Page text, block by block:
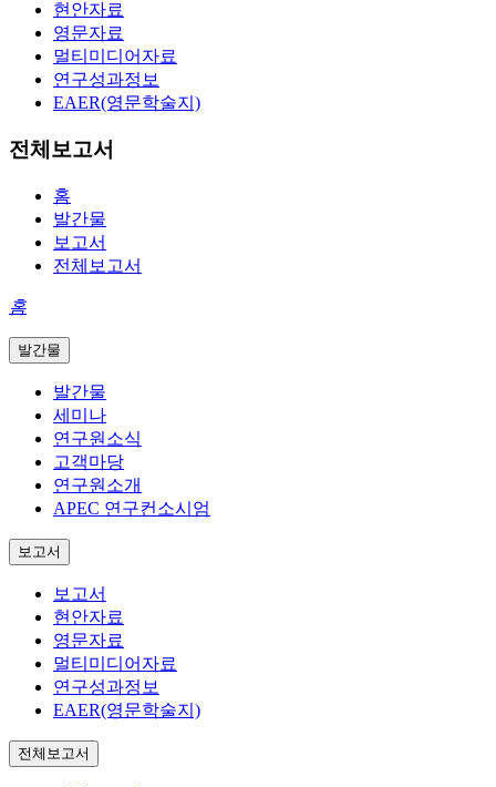
현안자료
영문자료
멀티미디어자료
연구성과정보
EAER(영문학술지)
전체보고서
홈
발간물
보고서
전체보고서
홈
발간물
발간물
세미나
연구원소식
고객마당
연구원소개
APEC 연구컨소시엄
보고서
보고서
현안자료
영문자료
멀티미디어자료
연구성과정보
EAER(영문학술지)
전체보고서